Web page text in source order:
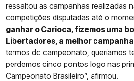
ressaltou as campanhas realizadas
competições disputadas até o
ganhar o Carioca, fizemos uma
Libertadores, a melhor
termos do campeonato, queríamos
perdemos cinco pontos logo nas
Campeonato Brasileiro”, afirmou.